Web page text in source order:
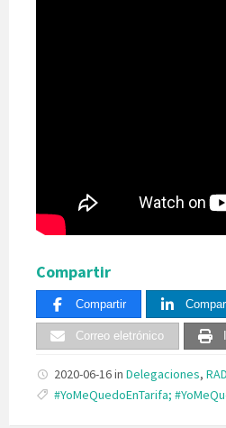
Compartir
Compartir
Correo eletrónico
2020-06-16in Delegaciones,
Tags:
#YoMeQuedoEnTarifa;